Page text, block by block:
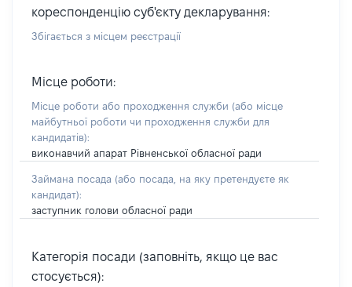
кореспонденцію суб'єкту декларування:
Збігається з місцем реєстрації
Місце роботи:
Місце роботи або проходження служби (або місце
майбутньої роботи чи проходження служби для
кандидатів):
виконавчий апарат Рівненської обласної ради
Займана посада (або посада, на яку претендуєте як
кандидат):
заступник голови обласної ради
Категорія посади (заповніть, якщо це вас
стосується):